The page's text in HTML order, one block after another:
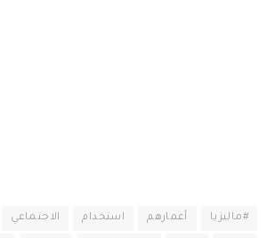
‫#‏ماليزيا‬ أعمارهم استخدام الاجتماعي